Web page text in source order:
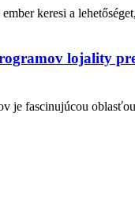
keresi a
lojality
fascinujúcou